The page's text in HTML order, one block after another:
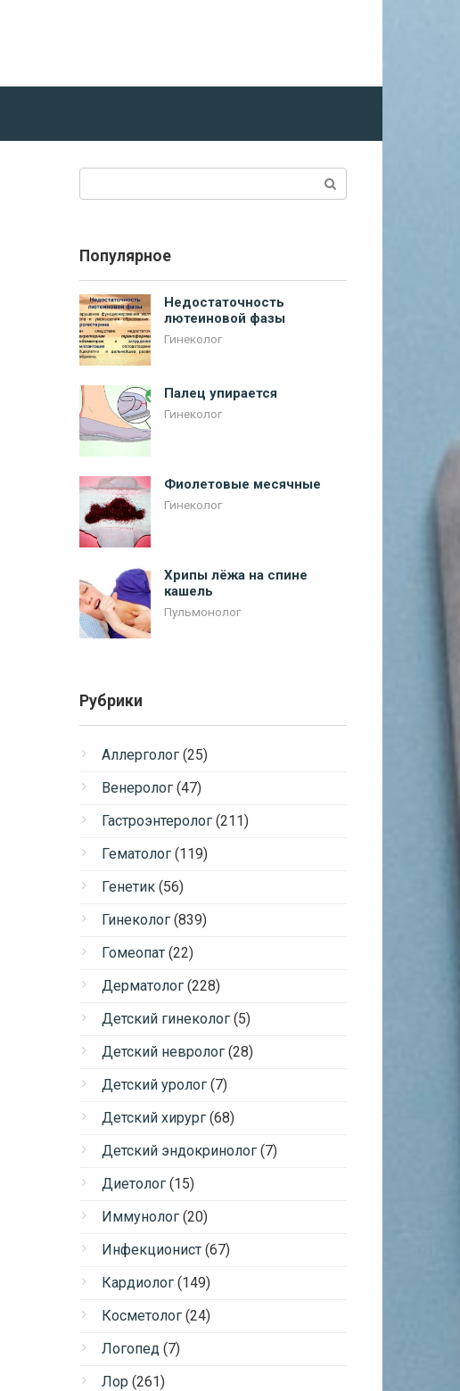
Популярное
Недостаточность
лютеиновой фазы
Гинеколог
Палец упирается
Гинеколог
Фиолетовые месячные
Гинеколог
Хрипы лёжа на спине
кашель
Пульмонолог
Рубрики
Аллерголог (25)
Венеролог (47)
Гастроэнтеролог (211)
Гематолог (119)
Генетик (56)
Гинеколог (839)
Гомеопат (22)
Дерматолог (228)
Детский гинеколог (5)
Детский невролог (28)
Детский уролог (7)
Детский хирург (68)
Детский эндокринолог (7)
Диетолог (15)
Иммунолог (20)
Инфекционист (67)
Кардиолог (149)
Косметолог (24)
Логопед (7)
Лор (261)